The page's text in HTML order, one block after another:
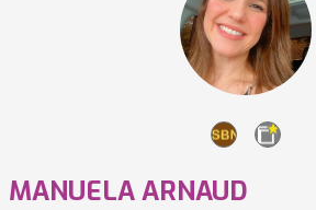
MANUELA ARNAUD